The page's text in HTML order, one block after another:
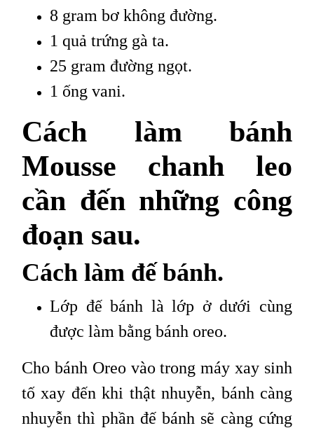
8 gram bơ không đường.
1 quả trứng gà ta.
25 gram đường ngọt.
1 ống vani.
Cách làm bánh
Mousse chanh leo
cần đến những công
đoạn sau.
Cách làm đế bánh.
Lớp đế bánh là lớp ở dưới cùng
được làm bằng bánh oreo.
Cho bánh Oreo vào trong máy xay sinh
tố xay đến khi thật nhuyễn, bánh càng
nhuyễn thì phần đế bánh sẽ càng cứng